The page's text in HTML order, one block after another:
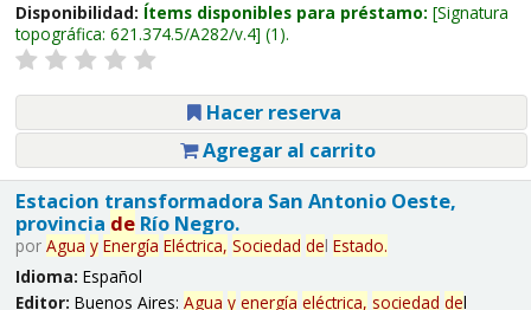
Disponibilidad: Ítems disponibles para préstamo: Signatura
topográfica: 621.374.5/A282/v.4 (1).
Hacer reserva
Agregar al carrito
Estacion transformadora San Antonio Oeste,
provincia deRío Negro.
por Agua y Energía Eléctrica, Sociedad del Estado.
Idioma: Español
Editor: Buenos Aires: Agua y energía eléctrica, sociedad del